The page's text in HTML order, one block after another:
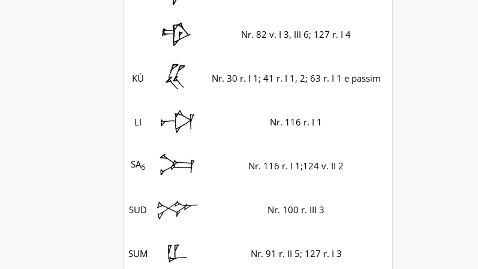
Nr. 82 v. I 3, III 6; 127 r. I 4
KÙ Nr. 30 r. I 1; 41 r. I 1, 2; 63 r. I 1 e passim
LI Nr. 116 r. I 1
SA6 Nr. 116 r. I 1;124 v. II 2
SUD Nr. 100 r. III 3
SUM Nr. 91 r. II 5; 127 r. I 3